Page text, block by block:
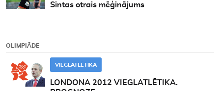
Sintas otrais mēģinājums
OLIMPIĀDE
VIEGLATLĒTIKA
LONDONA 2012 VIEGLATLĒTIKA.